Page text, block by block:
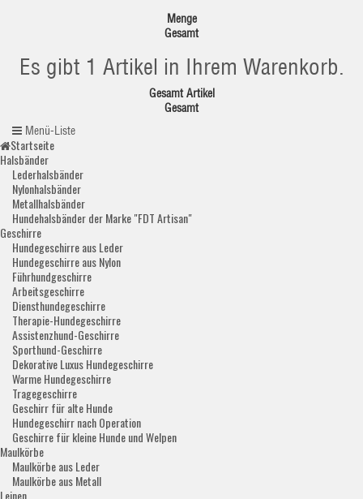
Menge
Gesamt
Es gibt 1 Artikel in Ihrem Warenkorb.
Gesamt Artikel
Gesamt
Menü-Liste
Startseite
Halsbänder
Lederhalsbänder
Nylonhalsbänder
Metallhalsbänder
Hundehalsbänder der Marke "FDT Artisan"
Geschirre
Hundegeschirre aus Leder
Hundegeschirre aus Nylon
Führhundgeschirre
Arbeitsgeschirre
Diensthundegeschirre
Therapie-Hundegeschirre
Assistenzhund-Geschirre
Sporthund-Geschirre
Dekorative Luxus Hundegeschirre
Warme Hundegeschirre
Tragegeschirre
Geschirr für alte Hunde
Hundegeschirr nach Operation
Geschirre für kleine Hunde und Welpen
Maulkörbe
Maulkörbe aus Leder
Maulkörbe aus Metall
Leinen